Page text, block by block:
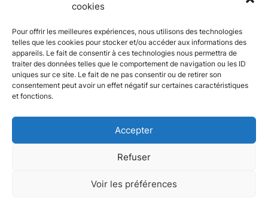
cookies
Pour offrir les meilleures expériences, nous utilisons des technologies
telles que les cookies pour stocker et/ou accéder aux informations des
appareils. Le fait de consentir à ces technologies nous permettra de
traiter des données telles que le comportement de navigation ou les ID
uniques sur ce site. Le fait de ne pas consentir ou de retirer son
consentement peut avoir un effet négatif sur certaines caractéristiques
et fonctions.
Accepter
Refuser
Voir les préférences